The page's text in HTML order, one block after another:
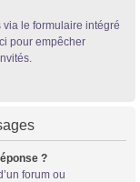
via le formulaire intégré
pour empêcher
?
forum ou